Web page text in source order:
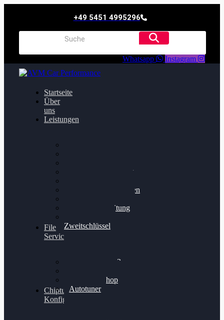
+49 5451 4995296
Whatsapp Instagram
Startseite
Über
uns
Leistungen
Getriebeoptimierung
Bremsscheiben planen
Felgenaufbereitung
Zweitschlüssel
File
Service
Alientech Kess3
Alientech Shop
Autotuner
Chiptuning
Konfigurator